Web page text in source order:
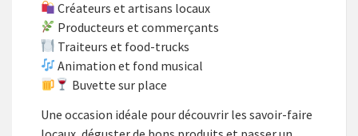
Créateurs et artisans locaux
Producteurs et commerçants
Traiteurs et food-trucks
Animation et fond musical
Buvette sur place
Une occasion idéale pour découvrir les savoir-faire